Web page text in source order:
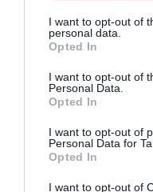
I want to opt-out of
personal data.
Opted In
I want to opt-out of
Personal Data.
Opted In
I want to opt-out of
Personal Data for
Opted In
I want to opt-out of
πλευρά της η
προέβη σε ένσταση ο
άμεσα ενδιαφερόμενος
επίμαχη αναμέτρηση,
Έτσι, η καταγγελία που
πρωτοκόλλου από την